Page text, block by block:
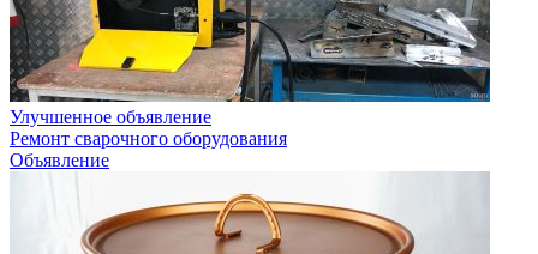
Улучшенное объявление
Ремонт сварочного оборудования
Объявление